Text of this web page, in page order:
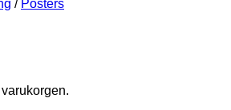
/ Posters